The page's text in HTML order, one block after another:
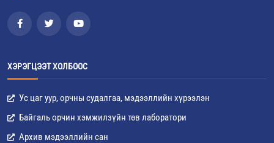
ХЭРЭГЦЭЭТ ХОЛБООС
Ус цаг уур, орчны судалгаа, мэдээллийн хүрээлэн
Байгаль орчин хэмжилзүйн төв лаборатори
Архив мэдээллийн сан